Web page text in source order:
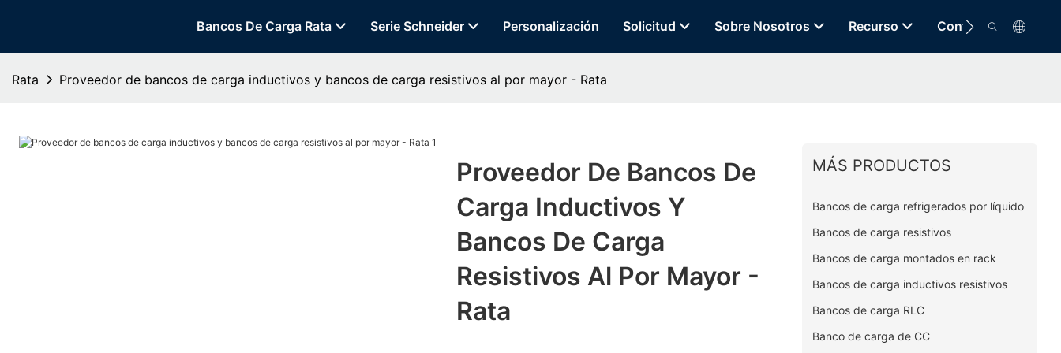
Bancos De Carga Rata Serie Schneider Personalización Solicitud Sobre Nosotros Recurso Contacto
Rata Proveedor de bancos de carga inductivos y bancos de carga resistivos al por mayor - Rata
Proveedor De Bancos De
Carga Inductivos Y
Bancos De Carga
Resistivos Al Por Mayor -
Rata
MÁS PRODUCTOS
Bancos de carga refrigerados por líquido
Bancos de carga resistivos
Bancos de carga montados en rack
Bancos de carga inductivos resistivos
Bancos de carga RLC
Banco de carga de CC